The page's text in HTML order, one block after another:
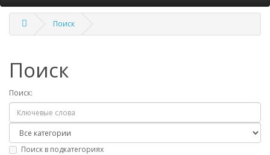
Поиск
Поиск
Поиск:
Поиск в подкатегориях